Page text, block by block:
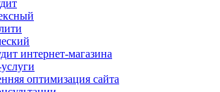
интернет-магазина
оптимизация сайта